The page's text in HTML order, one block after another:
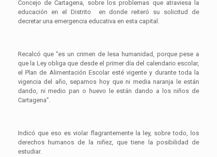
Concejo de Cartagena, sobre los problemas que atraviesa la
educación en el Distrito en donde reiteró su solicitud de
decretar una emergencia educativa en esta capital.
Recalcó que “es un crimen de lesa humanidad, porque pese a
que la Ley obliga que desde el primer día del calendario escolar,
el Plan de Alimentación Escolar esté vigente y durante toda la
vigencia del año, sepamos hoy que ni media naranja le están
dando, ni medio pan o huevo le están dando a los niños de
Cartagena”.
Indicó que eso es violar flagrantemente la ley, sobre todo, los
derechos humanos de la niñez, que tiene la posibilidad de
estudiar.